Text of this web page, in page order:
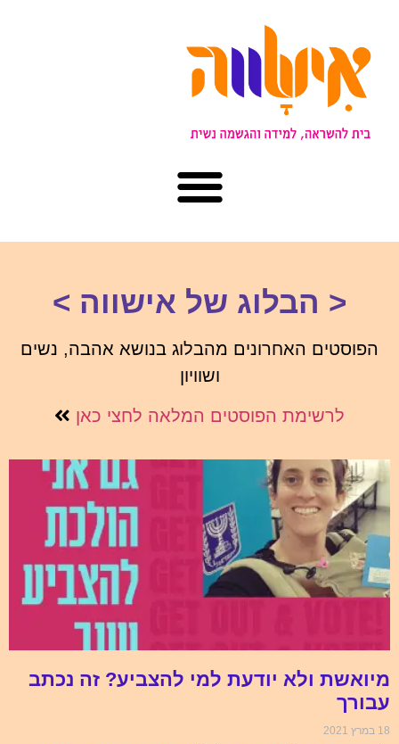
< הבלוג של אישווה >
הפוסטים האחרונים מהבלוג בנושא אהבה, נשים
ושוויון
לרשימת הפוסטים המלאה לחצי כאן
מיואשת ולא יודעת למי להצביע? זה נכתב
עבורך
18 במרץ 2021